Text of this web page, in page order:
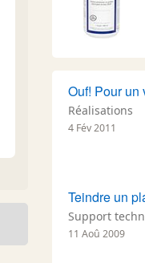
Ouf! Pour un
Réalisations
4 Fév 2011
Teindre un
Support
11 Aoû 2009